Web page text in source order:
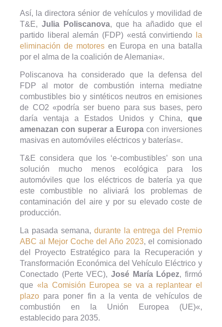
Así, la directora sénior de vehículos y movilidad de
T&E, Julia Poliscanova, que ha añadido que el
partido liberal alemán (FDP) «está convirtiendo
la
eliminación de motoresen Europa en una batalla
por el alma de la coalición de Alemania«.
Poliscanova ha considerado que la defensa del
FDP al motor de combustión interna mediatne
combustibles bio y sintéticos neutros en emisiones
de CO2 «podría ser bueno para sus bases, pero
daría ventaja a Estados Unidos y China, que
amenazan con superar a Europa con inversiones
masivas en automóviles eléctricos y baterías«.
T&E considera que los ‘e-combustibles’ son una
solución mucho menos ecológica para los
automóviles que los eléctricos de batería ya que
este combustible no aliviará los problemas de
contaminación del aire y por su elevado coste de
producción.
La pasada semana, durante la entrega del Premio
ABC al Mejor Coche del Año 2023, el comisionado
del Proyecto Estratégico para la Recuperación y
Transformación Económica del Vehículo Eléctrico y
Conectado (Perte VEC), José María López, firmó
que «la Comisión Europea se va a replantear el
plazo para poner fin a la venta de vehículos de
combustión en la Unión Europea (UE)«,
establecido para 2035.